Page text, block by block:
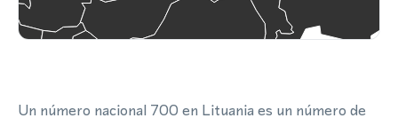
Un número nacional 700 en Lituania es un número de